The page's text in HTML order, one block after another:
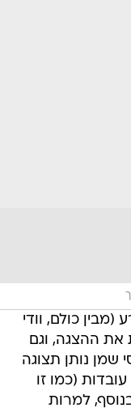
כולם, וודי
את ההצגה, וגם
שמן נותן תצוגה
(כמו זו
למרות